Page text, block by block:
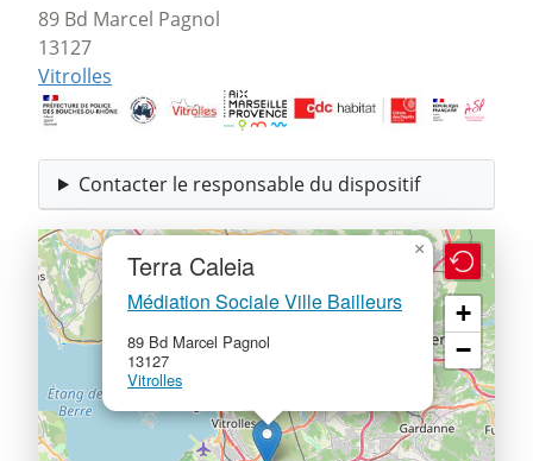
89 Bd Marcel Pagnol
13127
Vitrolles
Contacter le responsable du dispositif
Terra Caleia
Médiation Sociale Ville Bailleurs
89 Bd Marcel Pagnol
13127
Vitrolles
×
+
−